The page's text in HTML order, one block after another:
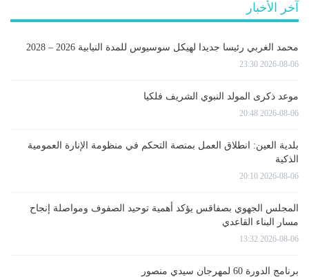
آخر الأخبار
محمد الغربي رئيسا جديدا لهيكل سوسيوس للمدة النيابية 2026 – 2028
2026-08-06 23:30
موعد ذكرى المولد النبوي الشريف فلكيا
2026-08-06 20:48
بلدية العين: انطلاق العمل بمنصة التحكم في منظومة الإنارة العمومية
الذكية
2026-08-06 20:10
المجلس الجهوي بصفاقس يؤكد أهمية توحيد الصفوف ومواصلة إنجاح
مسار البناء القاعدي
2026-08-06 13:32
برنامج الدورة 60 لمهرجان سيدي منصور